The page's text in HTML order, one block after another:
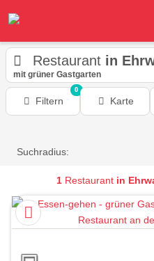
Restaurant in
mit grüner Gastgarten
Filtern
0
Karte
Suchradius:
1Restaurant in